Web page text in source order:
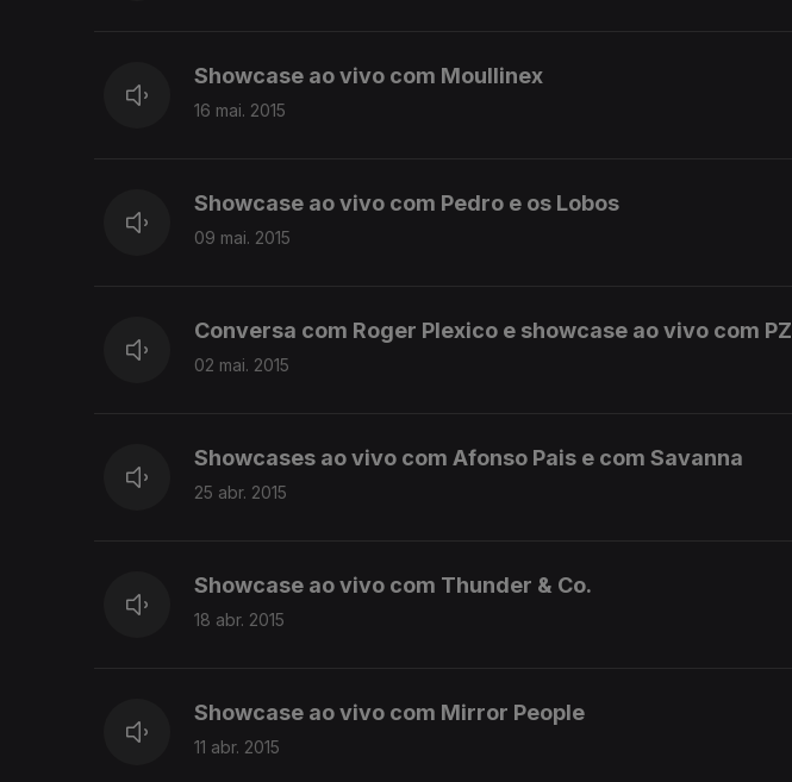
Showcase ao vivo com Moullinex
16 mai. 2015
Showcase ao vivo com Pedro e os Lobos
09 mai. 2015
Conversa com Roger Plexico e showcase ao vivo com PZ
02 mai. 2015
Showcases ao vivo com Afonso Pais e com Savanna
25 abr. 2015
Showcase ao vivo com Thunder & Co.
18 abr. 2015
Showcase ao vivo com Mirror People
11 abr. 2015